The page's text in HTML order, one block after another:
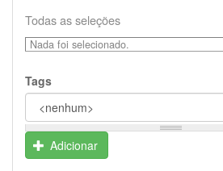
Todas as seleções
Nada foi selecionado.
Tags
Adicionar